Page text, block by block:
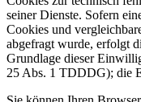
seiner Dienste. Sofern
Cookies und
abgefragt wurde, erfolgt
Grundlage dieser
25 Abs. 1 TDDDG); die